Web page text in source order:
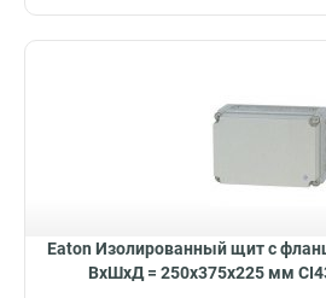
Eaton Изолированный щит с
ВхШхД = 250x375x225 мм